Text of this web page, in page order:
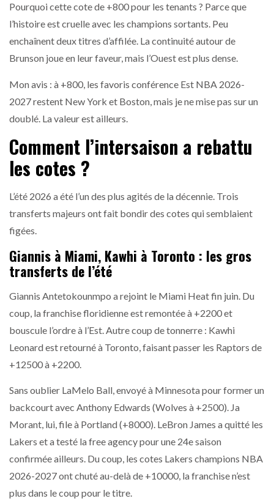
Pourquoi cette cote de +800 pour les tenants ? Parce que
l’histoire est cruelle avec les champions sortants. Peu
enchaînent deux titres d’affilée. La continuité autour de
Brunson joue en leur faveur, mais l’Ouest est plus dense.
Mon avis : à +800, les favoris conférence Est NBA 2026-
2027 restent New York et Boston, mais je ne mise pas sur un
doublé. La valeur est ailleurs.
Comment l’intersaison a rebattu
les cotes ?
L’été 2026 a été l’un des plus agités de la décennie. Trois
transferts majeurs ont fait bondir des cotes qui semblaient
figées.
Giannis à Miami, Kawhi à Toronto : les gros
transferts de l’été
Giannis Antetokounmpo a rejoint le Miami Heat fin juin. Du
coup, la franchise floridienne est remontée à +2200 et
bouscule l’ordre à l’Est. Autre coup de tonnerre : Kawhi
Leonard est retourné à Toronto, faisant passer les Raptors de
+12500 à +2200.
Sans oublier LaMelo Ball, envoyé à Minnesota pour former un
backcourt avec Anthony Edwards (Wolves à +2500). Ja
Morant, lui, file à Portland (+8000). LeBron James a quitté les
Lakers et a testé la free agency pour une 24e saison
confirmée ailleurs. Du coup, les cotes Lakers champions NBA
2026-2027 ont chuté au-delà de +10000, la franchise n’est
plus dans le coup pour le titre.